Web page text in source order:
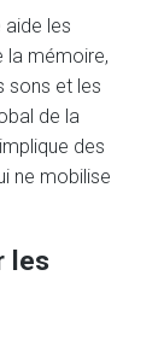
aide les
la mémoire,
sons et les
de la
des
ne mobilise
les